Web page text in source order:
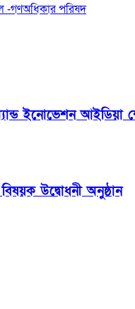
-গণঅধিকার পরিষদ
ইনোভেশন আইডিয়া
উদ্বোধনী অনুষ্ঠান